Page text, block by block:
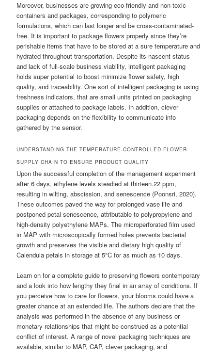
Moreover, businesses are growing eco-friendly and non-toxic
containers and packages, corresponding to polymeric
formulations, which can last longer and be cross-contaminated-
free. It is important to package flowers properly since they’re
perishable items that have to be stored at a sure temperature and
hydrated throughout transportation. Despite its nascent status
and lack of full-scale business viability, intelligent packaging
holds super potential to boost minimize flower safety, high
quality, and traceability. One sort of intelligent packaging is using
freshness indicators, that are small units printed on packaging
supplies or attached to package labels. In addition, clever
packaging depends on the flexibility to communicate info
gathered by the sensor.
UNDERSTANDING THE TEMPERATURE-CONTROLLED FLOWER
SUPPLY CHAIN TO ENSURE PRODUCT QUALITY
Upon the successful completion of the management experiment
after 6 days, ethylene levels steadied at thirteen.22 ppm,
resulting in wilting, abscission, and senescence (Poonsri, 2020).
These outcomes paved the way for prolonged vase life and
postponed petal senescence, attributable to polypropylene and
high-density polyethylene MAPs. The microperforated film used
in MAP with microscopically formed holes prevents bacterial
growth and preserves the visible and dietary high quality of
Calendula petals in storage at 5°C for as much as 10 days.
Learn on for a complete guide to preserving flowers contemporary
and a look into how lengthy they final in an array of conditions. If
you perceive how to care for flowers, your blooms could have a
greater chance at an extended life. The authors declare that the
analysis was performed in the absence of any business or
monetary relationships that might be construed as a potential
conflict of interest. A range of novel packaging techniques are
available, similar to MAP, CAP, clever packaging, and